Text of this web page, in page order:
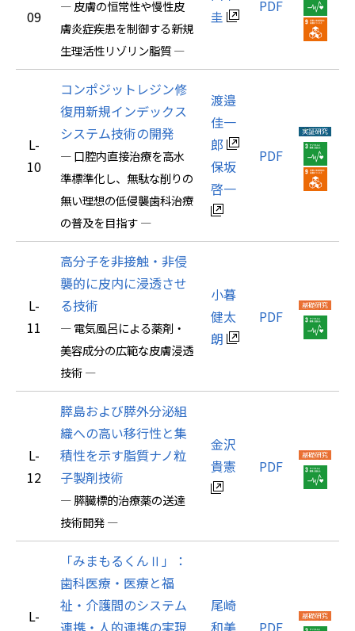
09
― 皮膚の恒常性や慢性皮
膚炎症疾患を制御する新規
生理活性リゾリン脂質 ―
圭
PDF
L-
10
コンポジットレジン修
復用新規インデックス
システム技術の開発
― 口腔内直接治療を高水
準標準化し、無駄な削りの
無い理想の低侵襲歯科治療
の普及を目指す ―
渡邉
佳一
郎
保坂
啓一
PDF
L-
11
高分子を非接触・非侵
襲的に皮内に浸透させ
る技術
― 電気風呂による薬剤・
美容成分の広範な皮膚浸透
技術 ―
小暮
健太
朗
PDF
L-
12
膵島および膵外分泌組
織への高い移行性と集
積性を示す脂質ナノ粒
子製剤技術
― 膵臓標的治療薬の送達
技術開発 ―
金沢
貴憲
PDF
L-
「みまもるくんⅡ」：
歯科医療・医療と福
祉・介護間のシステム
連携・人的連携の実現
尾崎
和美
PDF